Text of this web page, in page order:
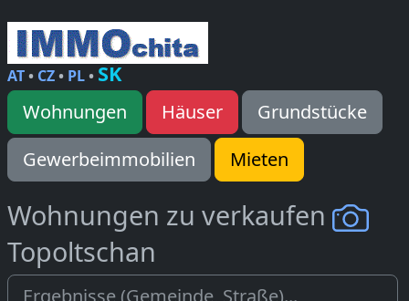
AT• CZ• PL• SK
Wohnungen Häuser
Grundstücke
Gewerbeimmobilien
Mieten
Wohnungen zu verkaufen
Topoltschan